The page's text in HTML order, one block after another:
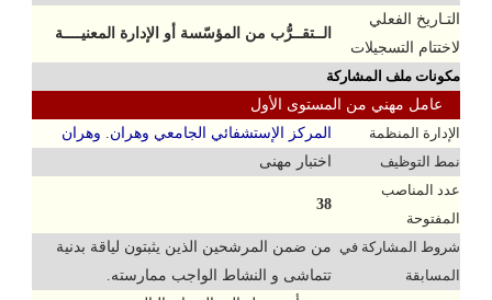
التـاريخ الفعلي
لاختتام التسجيلات
الــتقــرُّب من المؤسّسة أو الإدارة المعنيــــة
مكونات ملف المشاركة
عامل مهني من المستوى الأول
الإدارة المنظمة
المركز الإستشفائي الجامعي وهران. وهران
نمط التوظيف
اختبار مهنى
عدد المناصب
المفتوحة
38
شروط المشاركة في
المسابقة
من ضمن المرشحين الذين يثبتون لياقة بدنية
تتماشى و النشاط الواجب ممارسته.